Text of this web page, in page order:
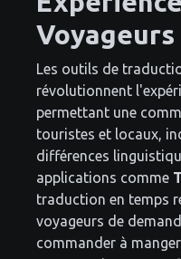
Voyageurs
Les outils de
révolutionnent
permettant une
touristes et locaux,
différences
applications comme
traduction en temps
voyageurs de
commander à